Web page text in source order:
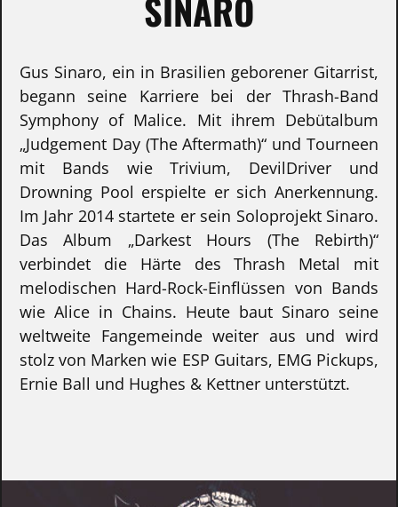
SINARO
Gus Sinaro, ein in Brasilien geborener Gitarrist,
begann seine Karriere bei der Thrash-Band
Symphony of Malice. Mit ihrem Debütalbum
„Judgement Day (The Aftermath)“ und Tourneen
mit Bands wie Trivium, DevilDriver und
Drowning Pool erspielte er sich Anerkennung.
Im Jahr 2014 startete er sein Soloprojekt Sinaro.
Das Album „Darkest Hours (The Rebirth)“
verbindet die Härte des Thrash Metal mit
melodischen Hard-Rock-Einflüssen von Bands
wie Alice in Chains. Heute baut Sinaro seine
weltweite Fangemeinde weiter aus und wird
stolz von Marken wie ESP Guitars, EMG Pickups,
Ernie Ball und Hughes & Kettner unterstützt.